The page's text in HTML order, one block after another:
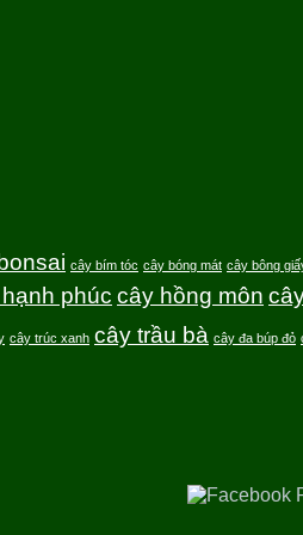
cây bím tóc cây bóng mát cây bông
phúc cây hồng môn
cây trúc xanh cây trầu bà cây đa búp đỏ